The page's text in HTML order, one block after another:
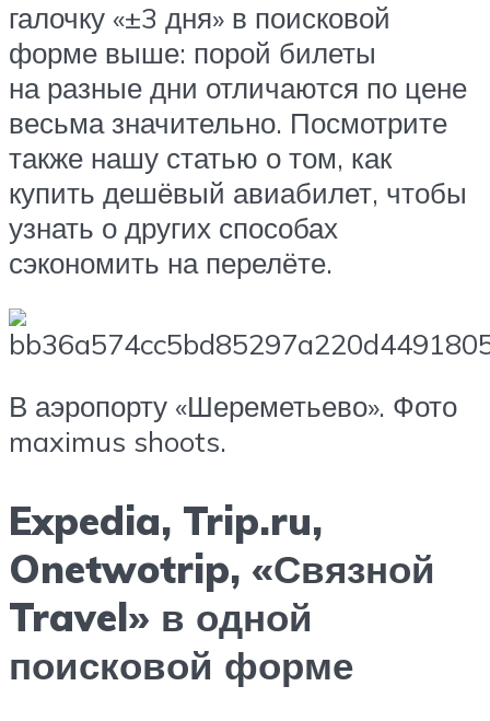
галочку «±3 дня» в поисковой
форме выше: порой билеты
на разные дни отличаются по цене
весьма значительно. Посмотрите
также нашу статью о том, как
купить дешёвый авиабилет, чтобы
узнать о других способах
сэкономить на перелёте.
В аэропорту «Шереметьево». Фото
maximus shoots.
Expedia, Trip.ru,
Onetwotrip, «Связной
Travel» в одной
поисковой форме